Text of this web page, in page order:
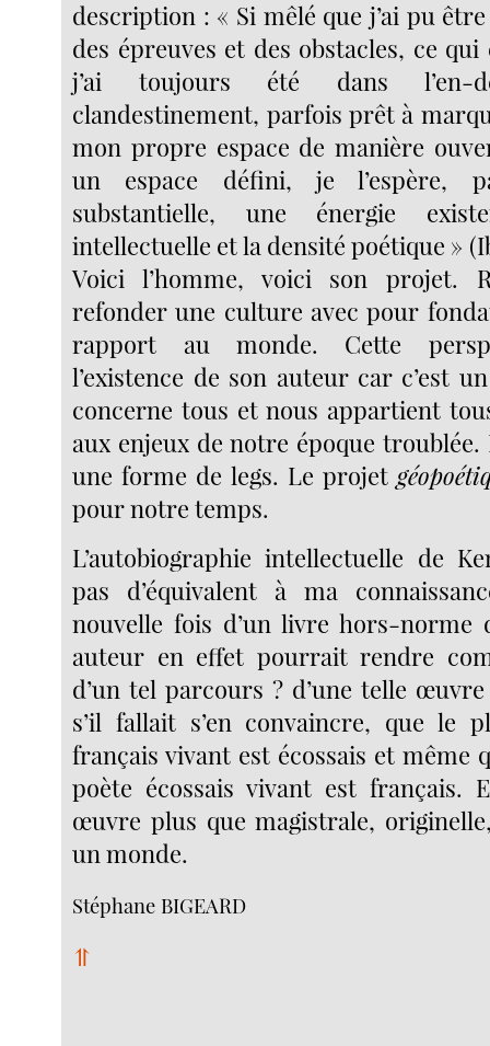
description : « Si mêlé que j’ai pu
des épreuves et des obstacles, ce qui
j’ai toujours été dans l’en-
clandestinement, parfois prêt à
mon propre espace de manière
un espace défini, je l’espère,
substantielle, une énergie
intellectuelle et la densité poétique »
Voici l’homme, voici son projet.
refonder une culture avec pour
rapport au monde. Cette
l’existence de son auteur car c’est
concerne tous et nous appartient
aux enjeux de notre époque
une forme de legs. Le projet
pour notre temps.
L’autobiographie intellectuelle de
pas d’équivalent à ma
nouvelle fois d’un livre hors-norme
auteur en effet pourrait rendre
d’un tel parcours ? d’une telle
s’il fallait s’en convaincre, que le
français vivant est écossais et même
poète écossais vivant est français.
œuvre plus que magistrale,
un monde.
Stéphane BIGEARD
⥣